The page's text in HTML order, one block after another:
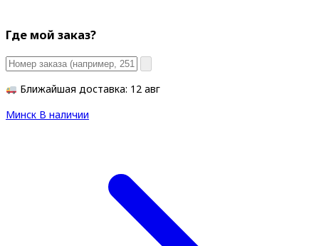
Где мой заказ?
Ближайшая доставка: 12 авг
Минск В наличии